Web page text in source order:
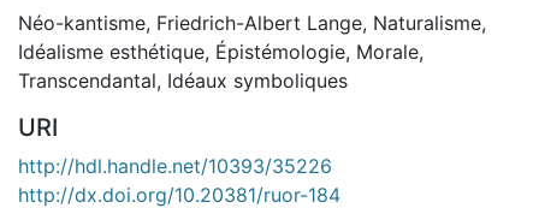
Néo-kantisme, Friedrich-Albert Lange, Naturalisme,
Idéalisme esthétique, Épistémologie, Morale,
Transcendantal, Idéaux symboliques
URI
http://hdl.handle.net/10393/35226
http://dx.doi.org/10.20381/ruor-184